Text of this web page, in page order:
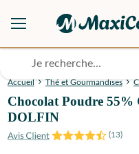
Accueil Thé et Gourmandises
Chocolat Poudre 55%
DOLFIN
(13)